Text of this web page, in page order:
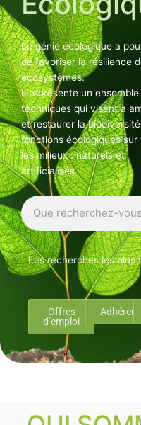
Le génie écologique a
de favoriser la résilience
écosystèmes.
Il représente un ensemble
techniques qui visent à
et restaurer la
fonctions écologiques sur
les milieux : naturels et
artificialisés.
Rechercher
Les recherches les plus
Offres
d’emploi
Adhérents